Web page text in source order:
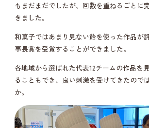
もまだまだでしたが、回数を重ねるごとに
きました。
和菓子ではあまり見ない飴を使った作品が
事長賞を受賞することができました。
各地域から選ばれた代表12チームの作品を
ることもでき、良い刺激を受けてきたので
か。